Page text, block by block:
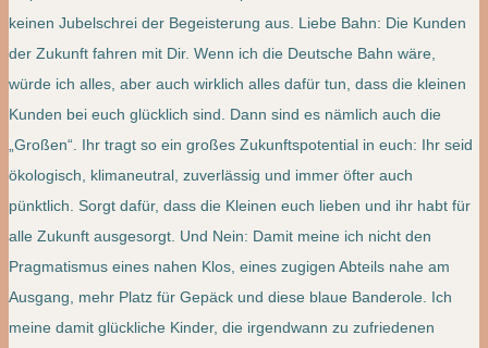
keinen Jubelschrei der Begeisterung aus. Liebe Bahn: Die Kunden
der Zukunft fahren mit Dir. Wenn ich die Deutsche Bahn wäre,
würde ich alles, aber auch wirklich alles dafür tun, dass die kleinen
Kunden bei euch glücklich sind. Dann sind es nämlich auch die
„Großen“. Ihr tragt so ein großes Zukunftspotential in euch: Ihr seid
ökologisch, klimaneutral, zuverlässig und immer öfter auch
pünktlich. Sorgt dafür, dass die Kleinen euch lieben und ihr habt für
alle Zukunft ausgesorgt. Und Nein: Damit meine ich nicht den
Pragmatismus eines nahen Klos, eines zugigen Abteils nahe am
Ausgang, mehr Platz für Gepäck und diese blaue Banderole. Ich
meine damit glückliche Kinder, die irgendwann zu zufriedenen